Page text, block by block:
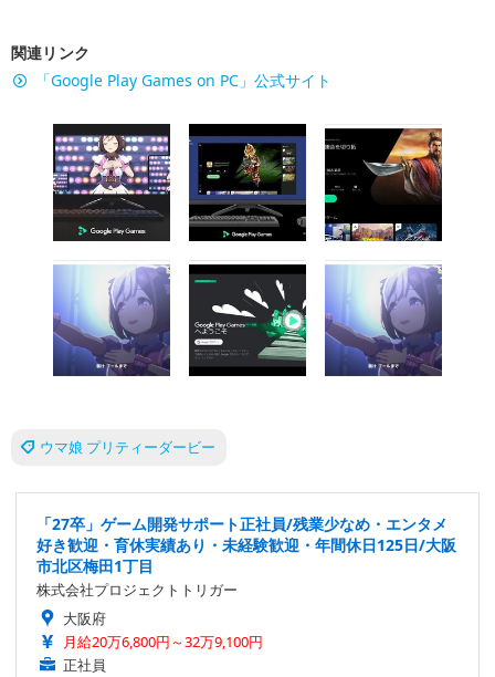
関連リンク
「Google Play Games on PC」公式サイト
ウマ娘 プリティーダービー
「27卒」ゲーム開発サポート正社員/残業少なめ・エンタメ
好き歓迎・育休実績あり・未経験歓迎・年間休日125日/大阪
市北区梅田1丁目
株式会社プロジェクトトリガー
大阪府
月給20万6,800円～32万9,100円
正社員